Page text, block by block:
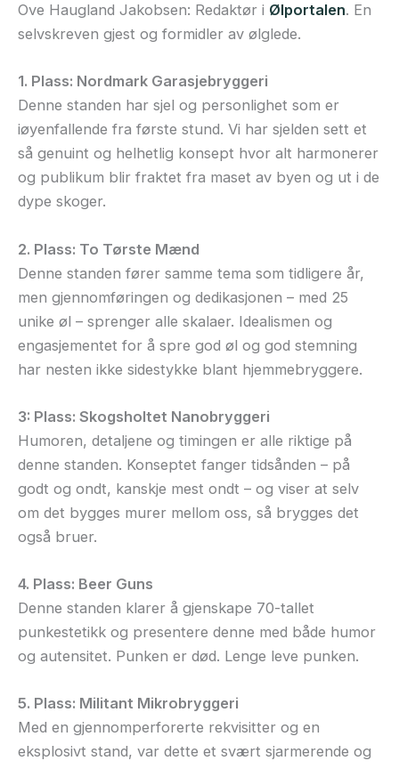
Ove Haugland Jakobsen: Redaktør i Ølportalen. En
selvskreven gjest og formidler av ølglede.
1. Plass: Nordmark Garasjebryggeri
Denne standen har sjel og personlighet som er
iøyenfallende fra første stund. Vi har sjelden sett et
så genuint og helhetlig konsept hvor alt harmonerer
og publikum blir fraktet fra maset av byen og ut i de
dype skoger.
2. Plass: To Tørste Mænd
Denne standen fører samme tema som tidligere år,
men gjennomføringen og dedikasjonen – med 25
unike øl – sprenger alle skalaer. Idealismen og
engasjementet for å spre god øl og god stemning
har nesten ikke sidestykke blant hjemmebryggere.
3: Plass: Skogsholtet Nanobryggeri
Humoren, detaljene og timingen er alle riktige på
denne standen. Konseptet fanger tidsånden – på
godt og ondt, kanskje mest ondt – og viser at selv
om det bygges murer mellom oss, så brygges det
også bruer.
4. Plass: Beer Guns
Denne standen klarer å gjenskape 70-tallet
punkestetikk og presentere denne med både humor
og autensitet. Punken er død. Lenge leve punken.
5. Plass: Militant Mikrobryggeri
Med en gjennomperforerte rekvisitter og en
eksplosivt stand, var dette et svært sjarmerende og